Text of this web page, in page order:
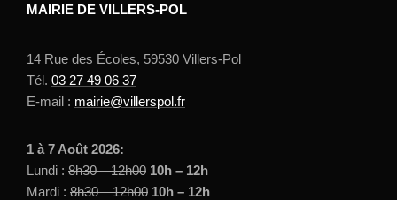
MAIRIE DE VILLERS-POL
14 Rue des Écoles, 59530 Villers-Pol
Tél. 03 27 49 06 37
E-mail : mairie@villerspol.fr
1 à 7 Août 2026:
Lundi : 8h30 – 12h00 10h – 12h
Mardi : 8h30 – 12h00 10h – 12h